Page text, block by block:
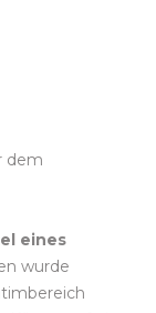
dem
eines
wurde